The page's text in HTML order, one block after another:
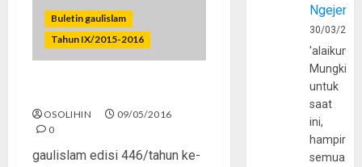
Buletin gaulislam
Tahun IX/2015-2016
OSOLIHIN
09/05/2016
0
gaulislam edisi 446/tahun ke-
30/03/
Mungkin
untuk
saat
ini,
hampir
semua